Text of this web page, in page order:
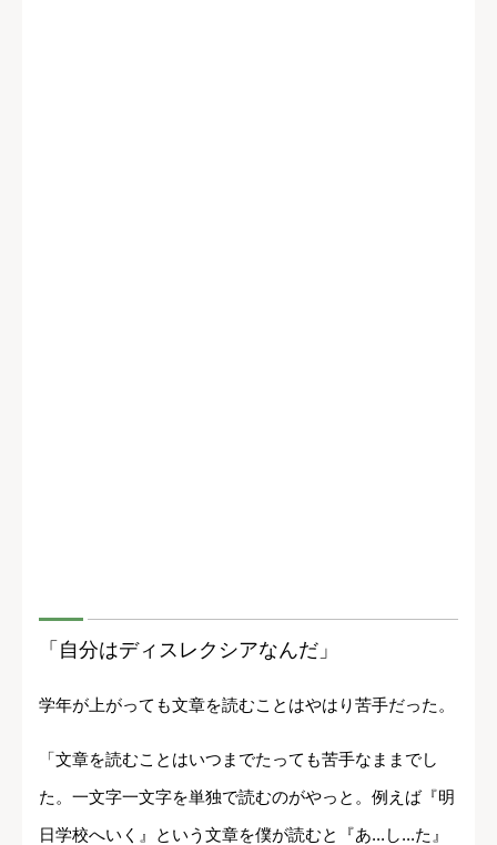
「自分はディスレクシアなんだ」
学年が上がっても文章を読むことはやはり苦手だった。
「文章を読むことはいつまでたっても苦手なままでし
た。一文字一文字を単独で読むのがやっと。例えば『明
日学校へいく』という文章を僕が読むと『あ...し...た』